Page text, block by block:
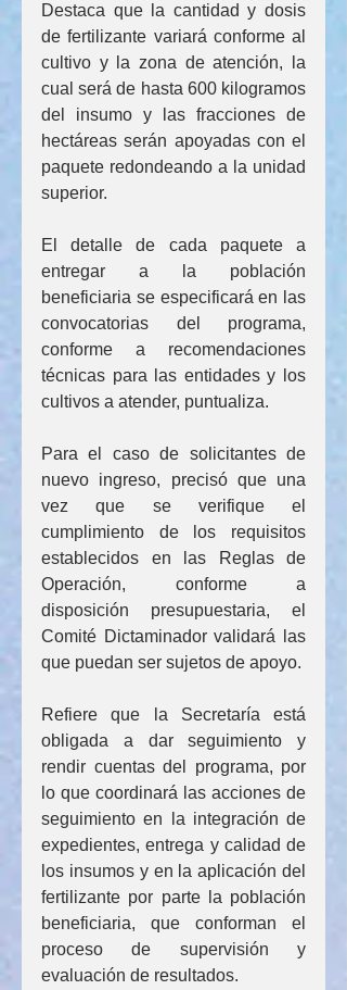
Destaca que la cantidad y dosis
de fertilizante variará conforme al
cultivo y la zona de atención, la
cual será de hasta 600 kilogramos
del insumo y las fracciones de
hectáreas serán apoyadas con el
paquete redondeando a la unidad
superior.
El detalle de cada paquete a
entregar a la población
beneficiaria se especificará en las
convocatorias del programa,
conforme a recomendaciones
técnicas para las entidades y los
cultivos a atender, puntualiza.
Para el caso de solicitantes de
nuevo ingreso, precisó que una
vez que se verifique el
cumplimiento de los requisitos
establecidos en las Reglas de
Operación, conforme a
disposición presupuestaria, el
Comité Dictaminador validará las
que puedan ser sujetos de apoyo.
Refiere que la Secretaría está
obligada a dar seguimiento y
rendir cuentas del programa, por
lo que coordinará las acciones de
seguimiento en la integración de
expedientes, entrega y calidad de
los insumos y en la aplicación del
fertilizante por parte la población
beneficiaria, que conforman el
proceso de supervisión y
evaluación de resultados.